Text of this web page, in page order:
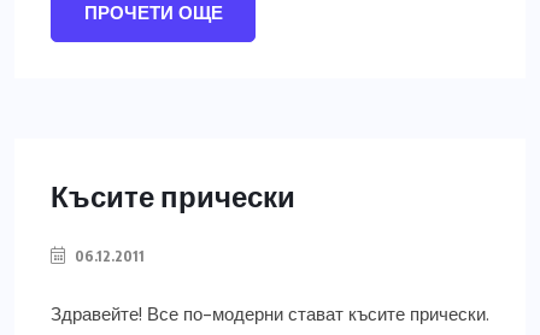
ПРОЧЕТИ ОЩЕ
Късите прически
06.12.2011
Здравейте! Все по-модерни стават късите прически.